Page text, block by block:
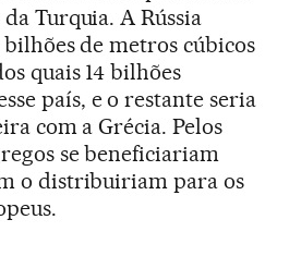
Turquia. A Rússia
de metros cúbicos
quais 14 bilhões
país, e o restante seria
com a Grécia. Pelos
se beneficiariam
o distribuiriam para os